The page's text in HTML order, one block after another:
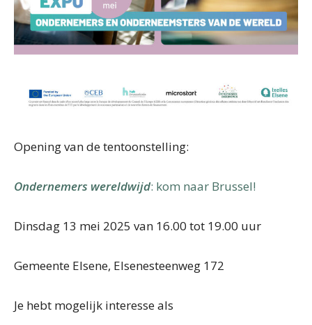
Opening van de tentoonstelling:
Ondernemers wereldwijd: kom naar Brussel!
Dinsdag 13 mei 2025 van 16.00 tot 19.00 uur
Gemeente Elsene, Elsenesteenweg 172
Je hebt mogelijk interesse als